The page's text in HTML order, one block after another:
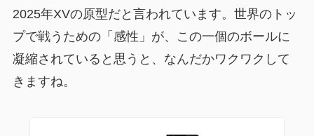
2025年XVの原型だと言われています。世界のトッ
プで戦うための「感性」が、この一個のボールに
凝縮されていると思うと、なんだかワクワクして
きますね。